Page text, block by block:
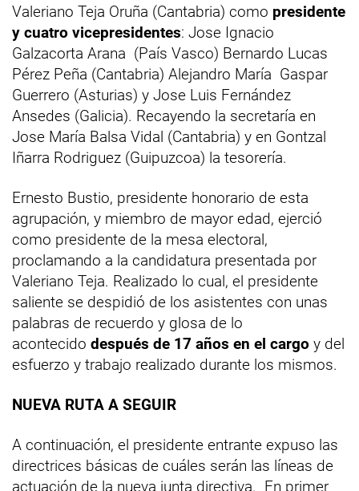
Valeriano Teja Oruña (Cantabria) como presidente
y cuatro vicepresidentes: Jose Ignacio
Galzacorta Arana (País Vasco) Bernardo Lucas
Pérez Peña (Cantabria) Alejandro María Gaspar
Guerrero (Asturias) y Jose Luis Fernández
Ansedes (Galicia). Recayendo la secretaría en
Jose María Balsa Vidal (Cantabria) y en Gontzal
Iñarra Rodriguez (Guipuzcoa) la tesorería.
Ernesto Bustio, presidente honorario de esta
agrupación, y miembro de mayor edad, ejerció
como presidente de la mesa electoral,
proclamando a la candidatura presentada por
Valeriano Teja. Realizado lo cual, el presidente
saliente se despidió de los asistentes con unas
palabras de recuerdo y glosa de lo
acontecido después de 17 años en el cargo y del
esfuerzo y trabajo realizado durante los mismos.
NUEVA RUTA A SEGUIR
A continuación, el presidente entrante expuso las
directrices básicas de cuáles serán las líneas de
actuación de la nueva junta directiva. En primer